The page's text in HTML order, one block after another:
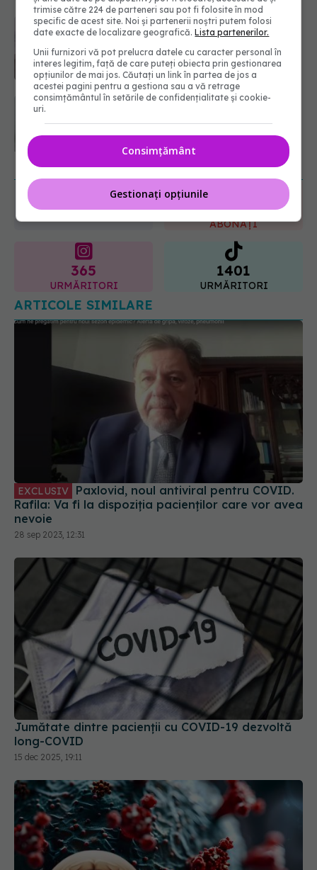
Analiza de sânge AST (SGOT): ce
înseamnă rezultatele și când sunt un
semnal de alarmă
08.08.2026, 11:00
Diagnosticele de autism la fete au
19
URMĂREȘTE-NE ȘI PE:
6560
ABONAȚI
365
URMĂRITORI
1401
URMĂRITORI
ARTICOLE SIMILARE
EXCLUSIV
Rafila: Va fi la dispoziția pacienților care vor avea
nevoie
28 sep 2023, 12:31
Jumătate dintre pacienții cu COVID-19 dezvoltă
long-COVID
15 dec 2025, 19:11
trimise către 224 de parteneri sau pot fi folosite în mod
specific de acest site. Noi și partenerii noștri putem folosi
date exacte de localizare geografică.Lista partenerilor.
Unii furnizori vă pot prelucra datele cu caracter personal în
interes legitim, față de care puteți obiecta prin gestionarea
opțiunilor de mai jos. Căutați un link în partea de jos a
acestei pagini pentru a gestiona sau a vă retrage
consimțământul în setările de confidențialitate și cookie-
uri.
Consimțământ
Gestionați opțiunile